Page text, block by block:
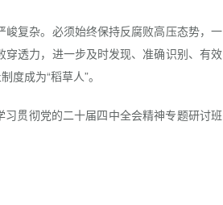
复杂。必须始终保持反腐败高压态势，一
透力，进一步及时发现、准确识别、有效
成为“稻草人”。
贯彻党的二十届四中全会精神专题研讨班